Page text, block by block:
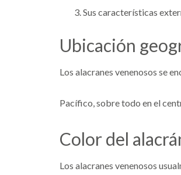
Sus características
Ubicación
Los alacranes venenosos se
Pacífico, sobre todo en el
Color del
Los alacranes venenosos